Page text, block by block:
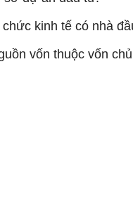
kinh tế có nhà
vốn thuộc vốn